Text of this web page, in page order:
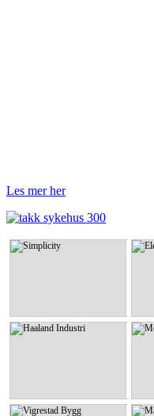
Les mer her
Simplicity
Haaland Industri
Vigrestad Bygg